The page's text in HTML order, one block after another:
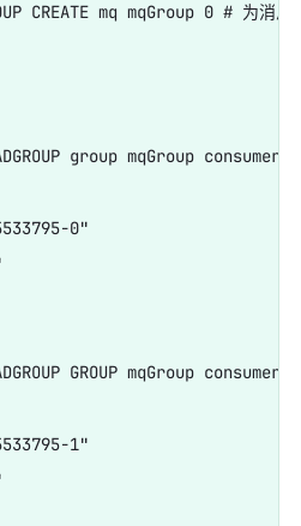
CREATE mq mqGroup 0 # 为消息
group mqGroup
0"
GROUP mqGroup consumerA
1"